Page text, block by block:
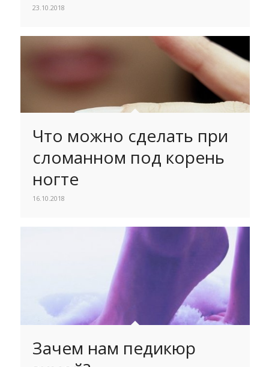
23.10.2018
Что можно сделать при
сломанном под корень
ногте
16.10.2018
Зачем нам педикюр